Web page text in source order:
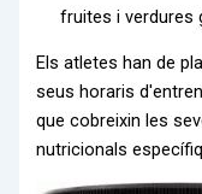
fruites i verdures
Els atletes han de
seus horaris
que cobreixin les
nutricionals